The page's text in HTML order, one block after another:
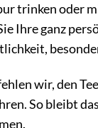
trinken
Ihre ganz
wir, den
So bleibt